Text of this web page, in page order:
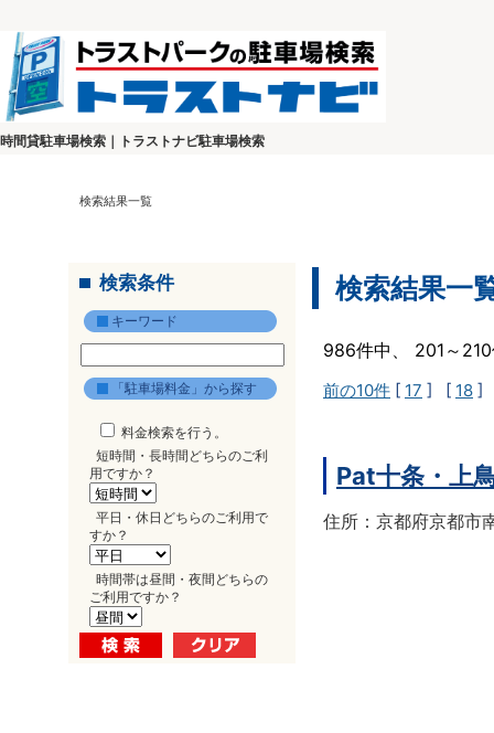
時間貸駐車場検索｜トラストナビ駐車場検索
検索結果一覧
検索条件
キーワード
「駐車場料金」から探す
料金検索を行う。
短時間・長時間どちらのご利
用ですか？
平日・休日どちらのご利用で
すか？
時間帯は昼間・夜間どちらの
ご利用ですか？
検索結果一
986件中、 201～
前の10件 [ 17 ] [ 18 ]
Pat十条・上
住所：京都府京都市